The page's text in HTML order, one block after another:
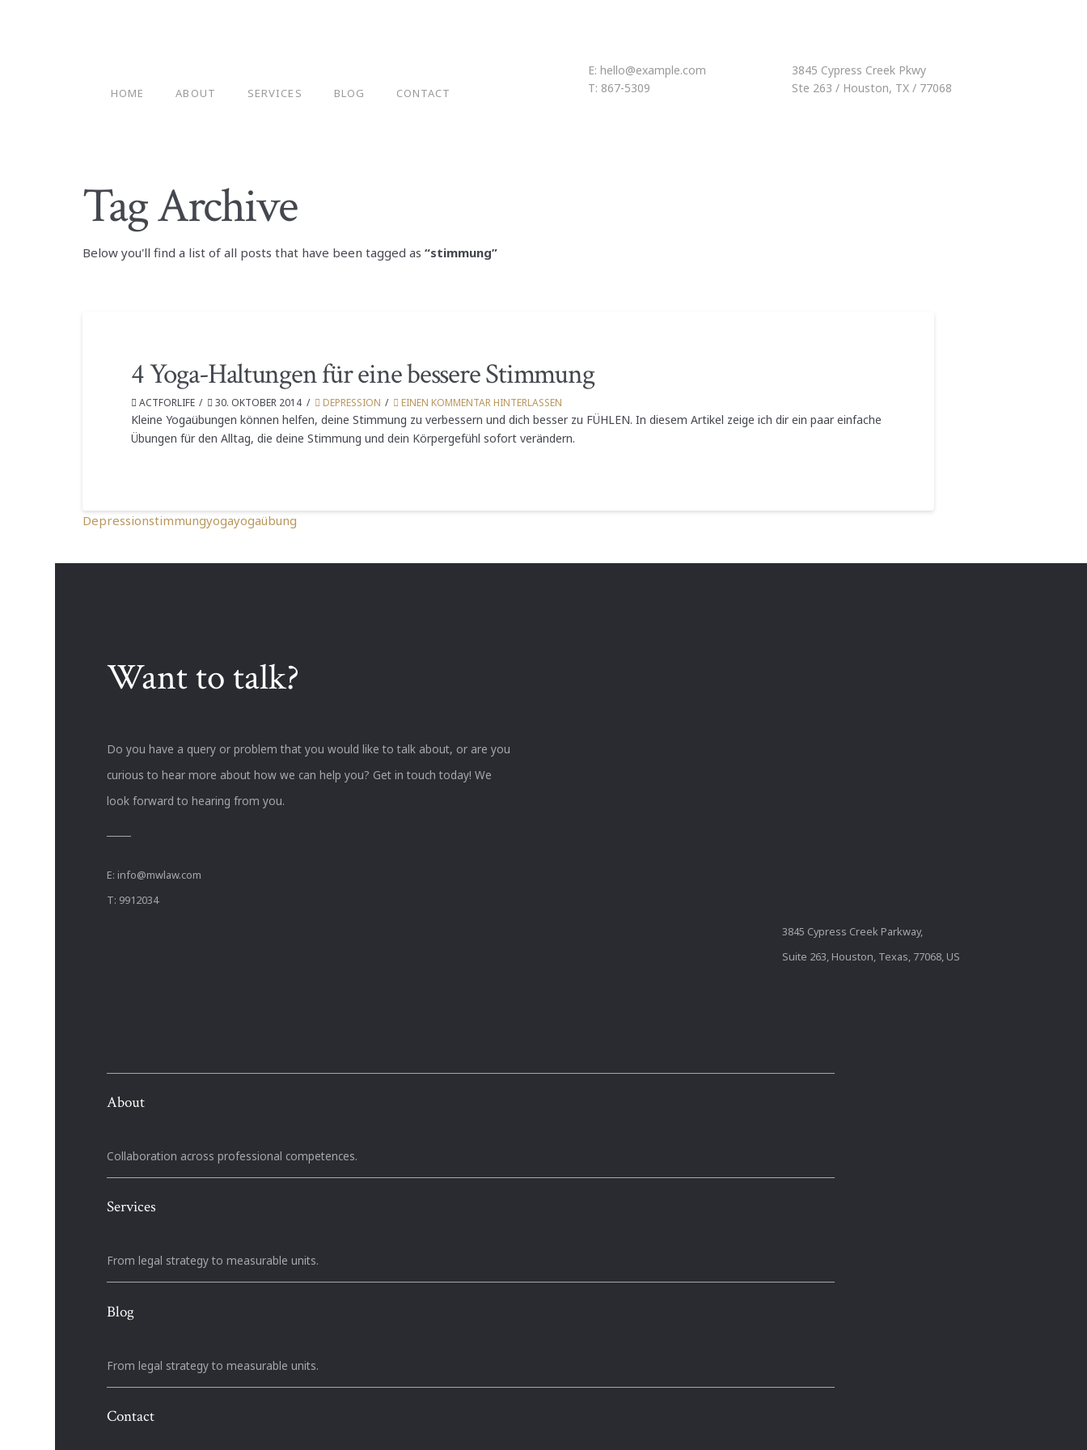
E: hello@example.com
T: 867-5309
3845 Cypress Creek Pkwy
Ste 263 / Houston, TX / 77068
HOME ABOUT SERVICES BLOG CONTACT
Tag Archive
Below you'll find a list of all posts that have been tagged as “stimmung”
4 Yoga-Haltungen für eine bessere Stimmung
ACTFORLIFE 30. OKTOBER 2014 DEPRESSION EINEN KOMMENTAR HINTERLASSEN
Kleine Yogaübungen können helfen, deine Stimmung zu verbessern und dich besser zu FÜHLEN. In diesem Artikel zeige ich dir ein paar einfache
Übungen für den Alltag, die deine Stimmung und dein Körpergefühl sofort verändern.
Depressionstimmungyogayogaübung
Want to talk?
Do you have a query or problem that you would like to talk about, or are you
curious to hear more about how we can help you? Get in touch today! We
look forward to hearing from you.
E: info@mwlaw.com
T: 9912034
3845 Cypress Creek Parkway,
Suite 263, Houston, Texas, 77068, US
About
Collaboration across professional competences.
Services
From legal strategy to measurable units.
Blog
From legal strategy to measurable units.
Contact